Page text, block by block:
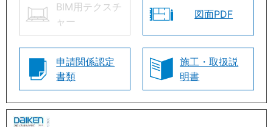
BIM用テクスチ
ャー
図面PDF
申請関係認定
書類
施工・取扱説
明書